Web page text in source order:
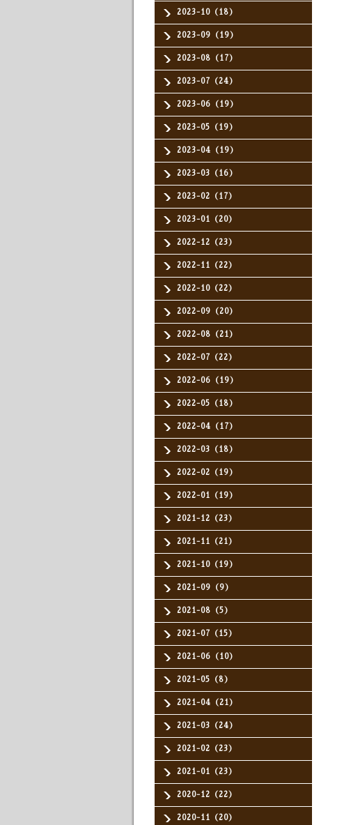
2023-10（18）
2023-09（19）
2023-08（17）
2023-07（24）
2023-06（19）
2023-05（19）
2023-04（19）
2023-03（16）
2023-02（17）
2023-01（20）
2022-12（23）
2022-11（22）
2022-10（22）
2022-09（20）
2022-08（21）
2022-07（22）
2022-06（19）
2022-05（18）
2022-04（17）
2022-03（18）
2022-02（19）
2022-01（19）
2021-12（23）
2021-11（21）
2021-10（19）
2021-09（9）
2021-08（5）
2021-07（15）
2021-06（10）
2021-05（8）
2021-04（21）
2021-03（24）
2021-02（23）
2021-01（23）
2020-12（22）
2020-11（20）